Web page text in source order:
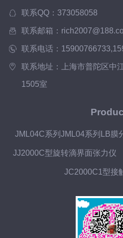
联系QQ：373058058
联系邮箱：
联系电话：
联系地址：上海市普陀区中
1505室
JML04C系列JML04系列LB膜
JJ2000C型旋转滴界面张力仪
JC2000C1型接